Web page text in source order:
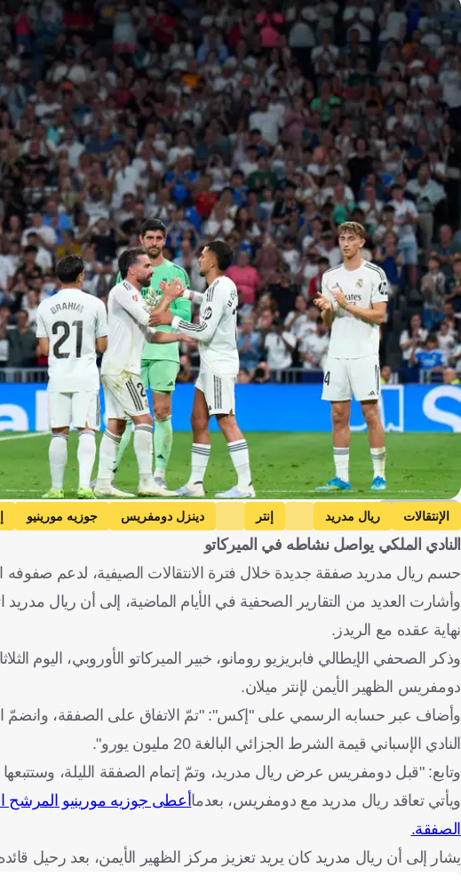
Getty Images
الإنتقالات ريال مدريد إنتر دينزل دومفريس جوزيه مورينيو
النادي الملكي يواصل نشاطه في الميركاتو
حسم ريال مدريد صفقة جديدة خلال فترة الانتقالات الصيفية، لدعم
وأشارت العديد من التقارير الصحفية في الأيام الماضية، إلى أن ريال
نهاية عقده مع الريدز.
وذكر الصحفي الإيطالي فابريزيو رومانو، خبير الميركاتو الأوروبي، اليوم
دومفريس الظهير الأيمن لإنتر ميلان.
وأضاف عبر حسابه الرسمي على "إكس": "تمّ الاتفاق على الصفقة، وانضمّ
النادي الإسباني قيمة الشرط الجزائي البالغة 20 مليون يورو".
وتابع: "قبل دومفريس عرض ريال مدريد، وتمّ إتمام الصفقة الليلة، وستتبعها
ويأتي تعاقد ريال مدريد مع دومفريس، بعدما أعطى جوزيه مورينيو المرشح
الصفقة.
يشار إلى أن ريال مدريد كان يريد تعزيز مركز الظهير الأيمن، بعد رحيل